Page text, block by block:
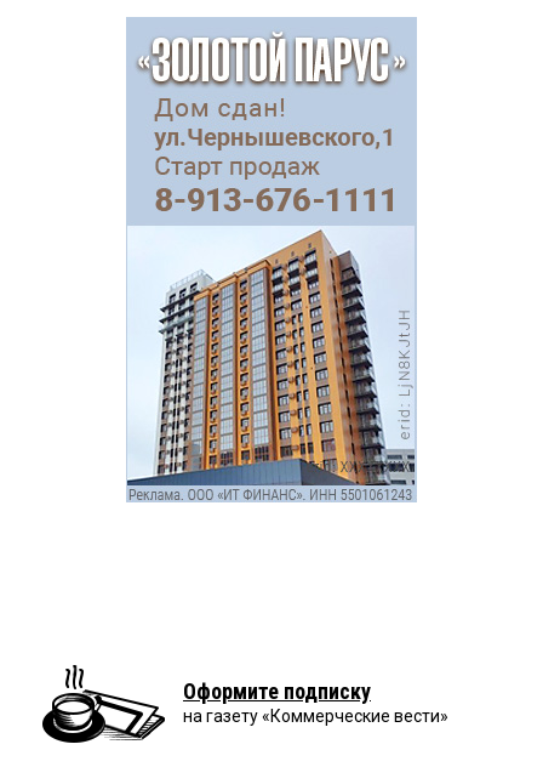
Оформите подписку
на газету «Коммерческие вести»